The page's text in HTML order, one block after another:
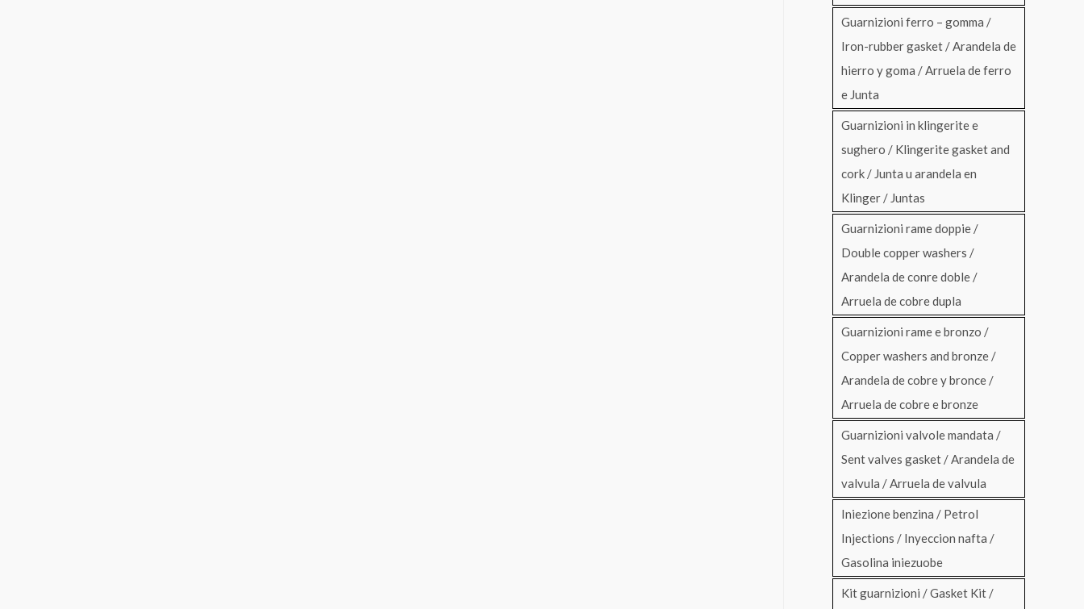
Guarnizioni ferro – gomma /
Iron-rubber gasket / Arandela de
hierro y goma / Arruela de ferro
e Junta
Guarnizioni in klingerite e
sughero / Klingerite gasket and
cork / Junta u arandela en
Klinger / Juntas
Guarnizioni rame doppie /
Double copper washers /
Arandela de conre doble /
Arruela de cobre dupla
Guarnizioni rame e bronzo /
Copper washers and bronze /
Arandela de cobre y bronce /
Arruela de cobre e bronze
Guarnizioni valvole mandata /
Sent valves gasket / Arandela de
valvula / Arruela de valvula
Iniezione benzina / Petrol
Injections / Inyeccion nafta /
Gasolina iniezuobe
Kit guarnizioni / Gasket Kit /